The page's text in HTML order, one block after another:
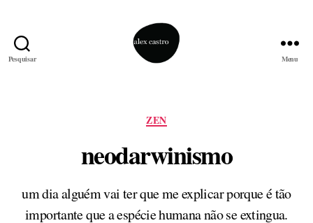
Pesquisar Menu
Categorias
ZEN
neodarwinismo
um dia alguém vai ter que me explicar porque é tão
importante que a espécie humana não se extingua.